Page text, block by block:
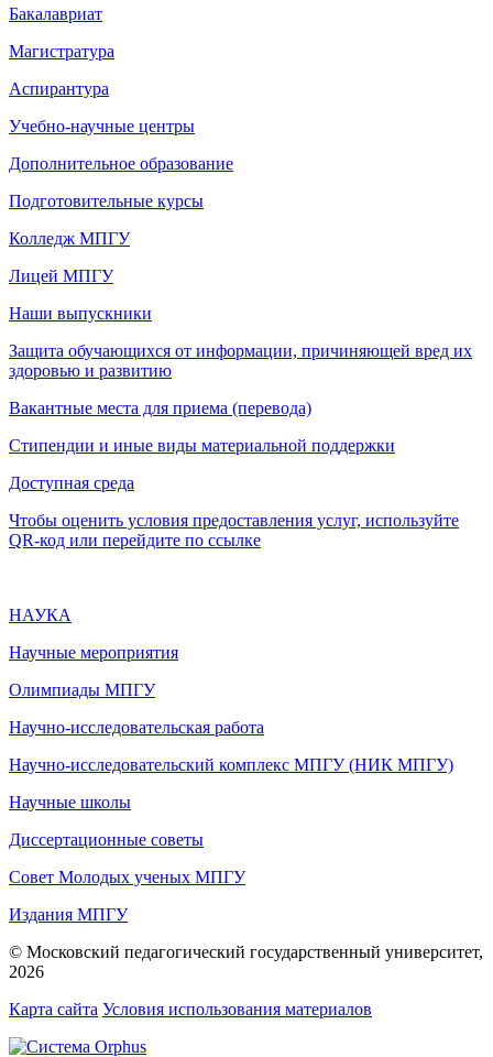
Бакалавриат
Магистратура
Аспирантура
Учебно-научные центры
Дополнительное образование
Подготовительные курсы
Колледж МПГУ
Лицей МПГУ
Наши выпускники
Защита обучающихся от информации, причиняющей вред их
здоровью и развитию
Вакантные места для приема (перевода)
Стипендии и иные виды материальной поддержки
Доступная среда
Чтобы оценить условия предоставления услуг, используйте
QR-код или перейдите по ссылке
НАУКА
Научные мероприятия
Олимпиады МПГУ
Научно-исследовательская работа
Научно-исследовательский комплекс МПГУ (НИК МПГУ)
Научные школы
Диссертационные советы
Совет Молодых ученых МПГУ
Издания МПГУ
© Московский педагогический государственный университет,
2026
Карта сайта Условия использования материалов